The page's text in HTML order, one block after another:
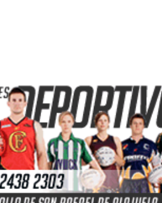
define su futuro tras dolorosa derrota en